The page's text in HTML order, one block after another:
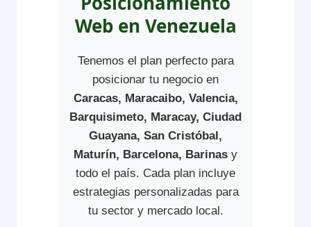
Web en Venezuela
Tenemos el plan perfecto para
posicionar tu negocio en
Caracas, Maracaibo, Valencia,
Barquisimeto, Maracay, Ciudad
Guayana, San Cristóbal,
Maturín, Barcelona, Barinas y
todo el país. Cada plan incluye
estrategias personalizadas para
tu sector y mercado local.